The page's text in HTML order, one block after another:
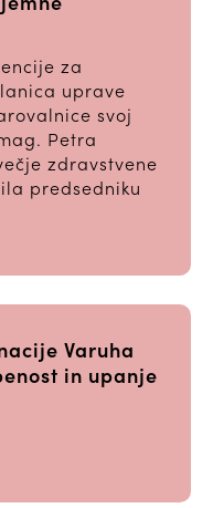
za
uprave
svoj
Petra
zdravstvene
predsedniku
Varuha
in upanje